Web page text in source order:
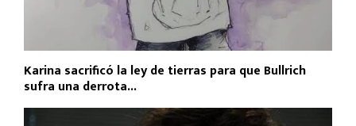
Karina sacrificó la ley de tierras para que Bullrich
sufra una derrota...